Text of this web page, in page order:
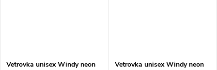
Vetrovka unisex Windy neon
Vetrovka unisex Windy neon